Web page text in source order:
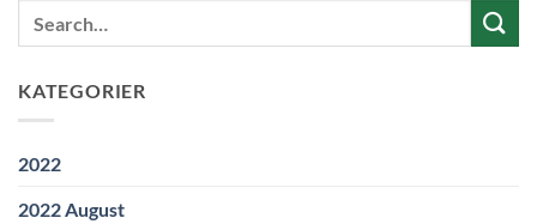
KATEGORIER
2022
2022 August